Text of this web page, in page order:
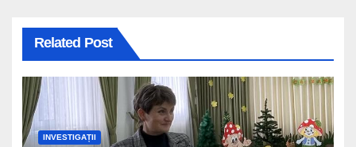
Related Post
INVESTIGAȚII